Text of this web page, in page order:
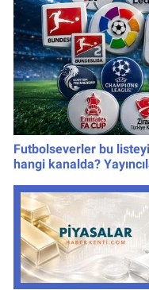
Futbolseverler bu
hangi kanalda?